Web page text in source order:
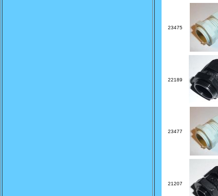
23475
22189
23477
21207